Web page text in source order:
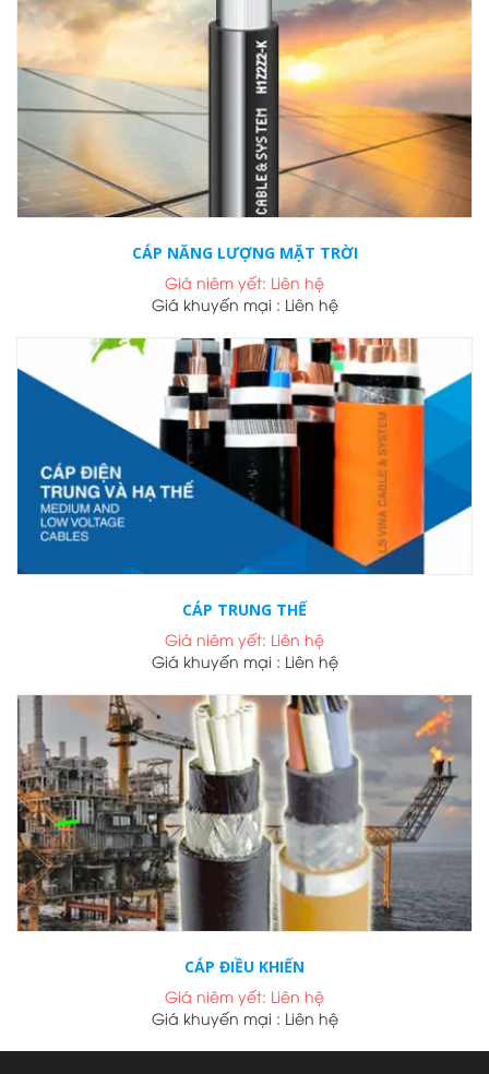
CÁP NĂNG LƯỢNG MẶT TRỜI
Giá niêm yết: Liên hệ
Giá khuyến mại : Liên hệ
CÁP TRUNG THẾ
Giá niêm yết: Liên hệ
Giá khuyến mại : Liên hệ
CÁP ĐIỀU KHIẾN
Giá niêm yết: Liên hệ
Giá khuyến mại : Liên hệ